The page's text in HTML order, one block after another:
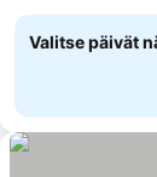
Valitse päivät